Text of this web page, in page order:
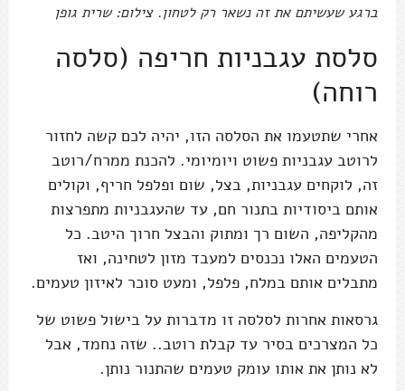
ברגע שעשיתם את זה נשאר רק לטחון. צילום: שרית גופן
סלסת עגבניות חריפה (סלסה
רוחה)
אחרי שתטעמו את הסלסה הזו, יהיה לכם קשה לחזור
לרוטב עגבניות פשוט ויומיומי. להכנת ממרח/רוטב
זה, לוקחים עגבניות, בצל, שום ופלפל חריף, וקולים
אותם ביסודיות בתנור חם, עד שהעגבניות מתפרצות
מהקליפה, השום רך ומתוק והבצל חרוך היטב. כל
הטעמים האלו נכנסים למעבד מזון לטחינה, ואז
מתבלים אותם במלח, פלפל, ומעט סוכר לאיזון טעמים.
גרסאות אחרות לסלסה זו מדברות על בישול פשוט של
כל המצרכים בסיר עד קבלת רוטב.. שזה נחמד, אבל
לא נותן את אותו עומק טעמים שהתנור נותן.